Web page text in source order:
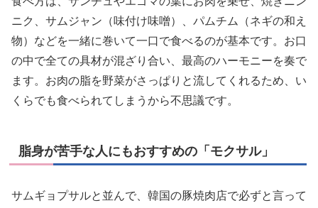
ニク、サムジャン（味付け味噌）、パムチム（ネギの和え
物）などを一緒に巻いて一口で食べるのが基本です。お口
の中で全ての具材が混ざり合い、最高のハーモニーを奏で
ます。お肉の脂を野菜がさっぱりと流してくれるため、い
くらでも食べられてしまうから不思議です。
脂身が苦手な人にもおすすめの「モクサル」
サムギョプサルと並んで、韓国の豚焼肉店で必ずと言って